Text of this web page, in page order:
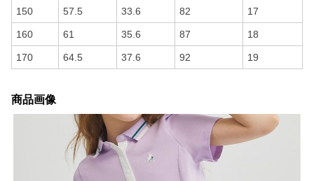
150 57.5 33.6 82 17
160 61 35.6 87 18
170 64.5 37.6 92 19
商品画像